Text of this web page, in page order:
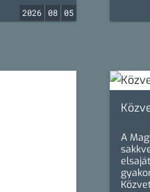
2026 08 05
A